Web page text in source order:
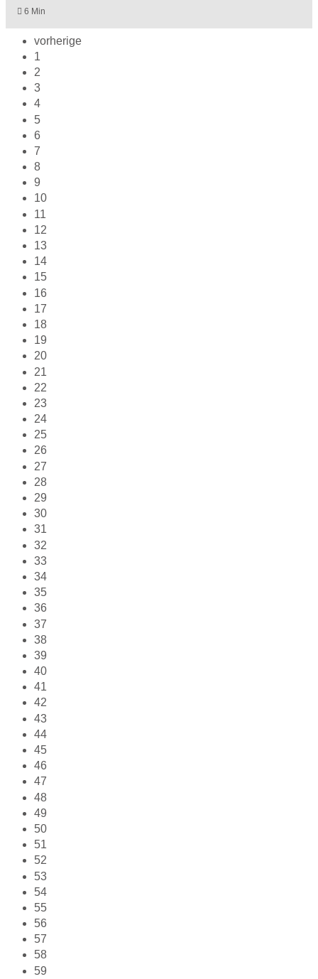
6 Min
vorherige
1
2
3
4
5
6
7
8
9
10
11
12
13
14
15
16
17
18
19
20
21
22
23
24
25
26
27
28
29
30
31
32
33
34
35
36
37
38
39
40
41
42
43
44
45
46
47
48
49
50
51
52
53
54
55
56
57
58
59